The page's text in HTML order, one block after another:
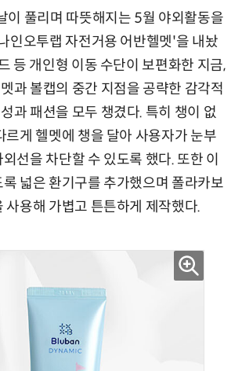
이 풀리며 따뜻해지는 5월 야외활동을
인오투랩 자전거용 어반헬멧'을 내놨
등 개인형 이동 수단이 보편화한 지금,
과 볼캡의 중간 지점을 공략한 감각적
과 패션을 모두 챙겼다. 특히 챙이 없
르게 헬멧에 챙을 달아 사용자가 눈부
선을 차단할 수 있도록 했다. 또한 이
넓은 환기구를 추가했으며 폴라카보
사용해 가볍고 튼튼하게 제작했다.